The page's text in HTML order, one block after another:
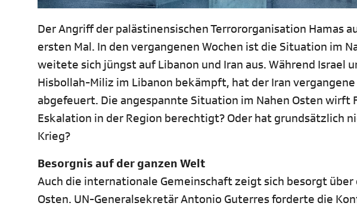
Der Angriff der palästinensischen Terrororganisation Hamas
ersten Mal. In den vergangenen Wochen ist die Situation im
weitete sich jüngst auf Libanon und Iran aus. Während Israel
Hisbollah-Miliz im Libanon bekämpft, hat der Iran
abgefeuert. Die angespannte Situation im Nahen Osten wirft
Eskalation in der Region berechtigt? Oder hat grundsätzlich
Krieg?
Besorgnis auf der ganzen Welt
Auch die internationale Gemeinschaft zeigt sich besorgt
Osten. UN-Generalsekretär Antonio Guterres forderte die